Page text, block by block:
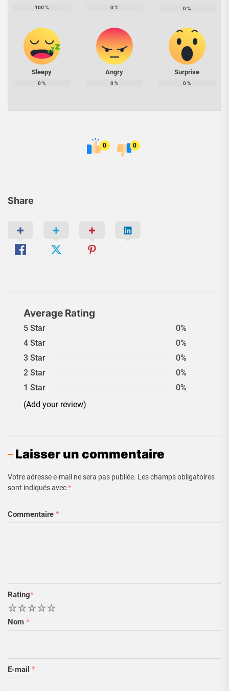
Share
100% 0% 0%
Sleepy
0%
Angry
0%
Surprise
0%
0 0
Average Rating
5 Star
0%
4 Star
0%
3 Star
0%
2 Star
0%
1 Star
0%
(Add your review)
Laisser un commentaire
Votre adresse e-mail ne sera pas publiée. Les champs obligatoires
sont indiqués avec*
Commentaire *
Rating*
5
4
3
2
Nom *
E-mail *